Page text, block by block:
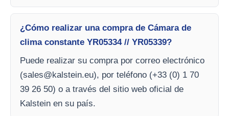
¿Cómo realizar una compra de Cámara de
clima constante YR05334 // YR05339?
Puede realizar su compra por correo electrónico
(sales@kalstein.eu), por teléfono (+33 (0) 1 70
39 26 50) o a través del sitio web oficial de
Kalstein en su país.